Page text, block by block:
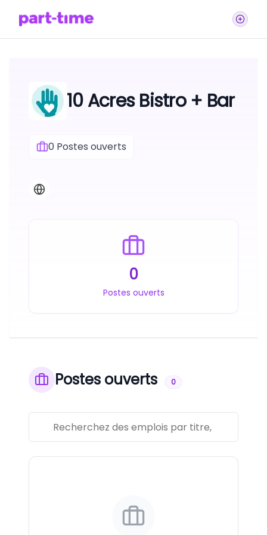
10 Acres Bistro + Bar
0 Postes ouverts
0
Postes ouverts
Postes ouverts 0